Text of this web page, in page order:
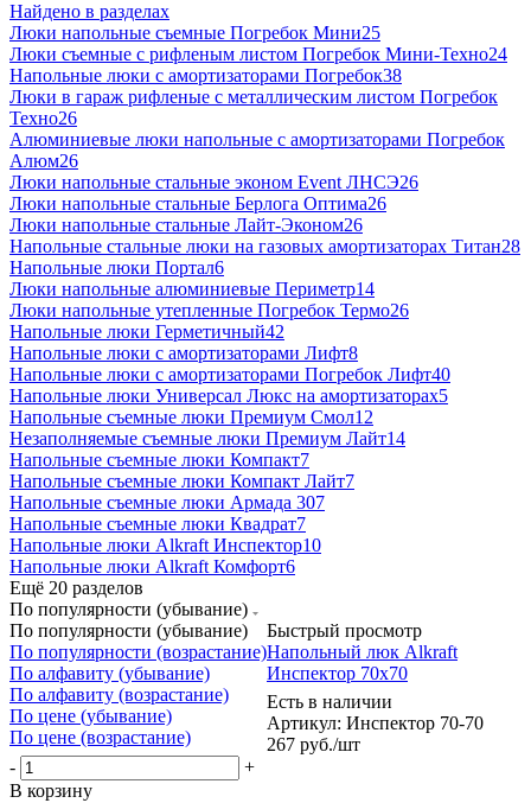
Найдено в разделах
Люки напольные съемные Погребок Мини25
Люки съемные с рифленым листом Погребок Мини-Техно24
Напольные люки с амортизаторами Погребок38
Люки в гараж рифленые с металлическим листом Погребок
Техно26
Алюминиевые люки напольные с амортизаторами Погребок
Алюм26
Люки напольные стальные эконом Event ЛНСЭ26
Люки напольные стальные Берлога Оптима26
Люки напольные стальные Лайт-Эконом26
Напольные стальные люки на газовых амортизаторах Титан28
Напольные люки Портал6
Люки напольные алюминиевые Периметр14
Люки напольные утепленные Погребок Термо26
Напольные люки Герметичный42
Напольные люки с амортизаторами Лифт8
Напольные люки с амортизаторами Погребок Лифт40
Напольные люки Универсал Люкс на амортизаторах5
Напольные съемные люки Премиум Смол12
Незаполняемые съемные люки Премиум Лайт14
Напольные съемные люки Компакт7
Напольные съемные люки Компакт Лайт7
Напольные съемные люки Армада 307
Напольные съемные люки Квадрат7
Напольные люки Alkraft Инспектор10
Напольные люки Alkraft Комфорт6
Ещё 20 разделов
По популярности (убывание)
По популярности (убывание)
По популярности (возрастание)
По алфавиту (убывание)
По алфавиту (возрастание)
По цене (убывание)
По цене (возрастание)
Быстрый просмотр
Напольный люк Alkraft
Инспектор 70x70
Есть в наличии
Артикул: Инспектор 70-70
267 руб./шт
-
+
В корзину